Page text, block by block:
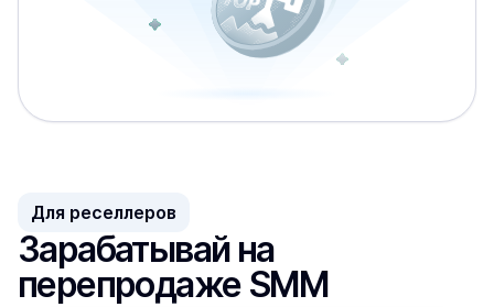
Для реселлеров
Зарабатывай на
перепродаже SMM